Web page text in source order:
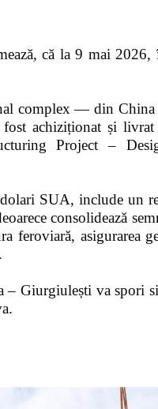
că la 9 mai
complex — din
achiziționat și
Project –
SUA, include un
consolidează
asigurarea
– Giurgiulești va